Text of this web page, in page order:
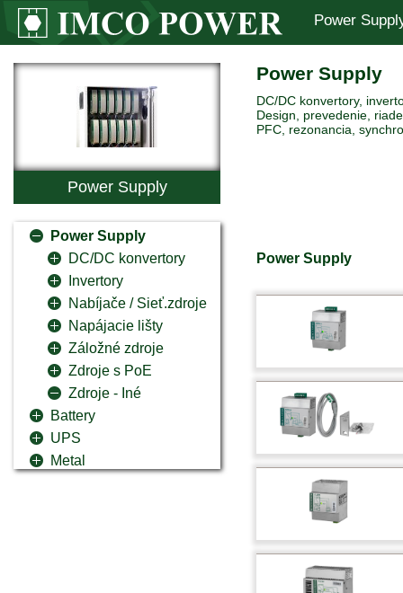
Power
Power Supply
Power Supply
DC/DC konvertory
Invertory
Nabíjače / Sieť.zdroje
Napájacie lišty
Záložné zdroje
Zdroje s PoE
Zdroje - Iné
Battery
UPS
Metal
Power Supply
DC/DC konvertory,
Design, prevedenie,
PFC, rezonancia,
Power Supply